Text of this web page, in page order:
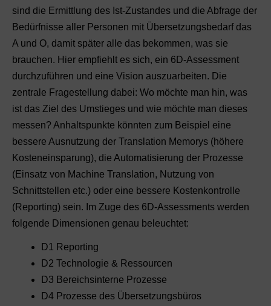
sind die Ermittlung des Ist-Zustandes und die Abfrage der
Bedürfnisse aller Personen mit Übersetzungsbedarf das
A und O, damit später alle das bekommen, was sie
brauchen. Hier empfiehlt es sich, ein 6D-Assessment
durchzuführen und eine Vision auszuarbeiten. Die
zentrale Fragestellung dabei: Wo möchte man hin, was
ist das Ziel des Umstieges und wie möchte man dieses
messen? Anhaltspunkte könnten zum Beispiel eine
bessere Ausnutzung der Translation Memorys (höhere
Kosteneinsparung), die Automatisierung der Prozesse
(Einsatz von Machine Translation, Nutzung von
Schnittstellen etc.) oder eine bessere Kostenkontrolle
(Reporting) sein. Im Zuge des 6D-Assessments werden
folgende Dimensionen genau beleuchtet:
D1 Reporting
D2 Technologie & Ressourcen
D3 Bereichsinterne Prozesse
D4 Prozesse des Übersetzungsbüros